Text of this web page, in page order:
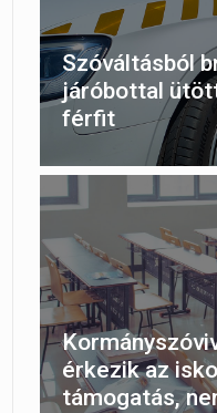
Szóváltásból
járóbottal
férfit
érkezik az
támogatás,